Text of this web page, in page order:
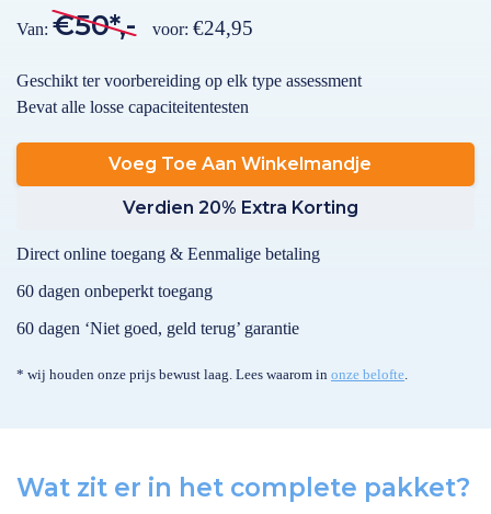
Van: €50*,- voor: €24,95
Geschikt ter voorbereiding op elk type assessment
Bevat alle losse capaciteitentesten
Voeg Toe Aan Winkelmandje
Verdien 20% Extra Korting
Direct online toegang & Eenmalige betaling
60 dagen onbeperkt toegang
60 dagen ‘Niet goed, geld terug’ garantie
* wij houden onze prijs bewust laag. Lees waarom in onze belofte.
Wat zit er in het complete pakket?